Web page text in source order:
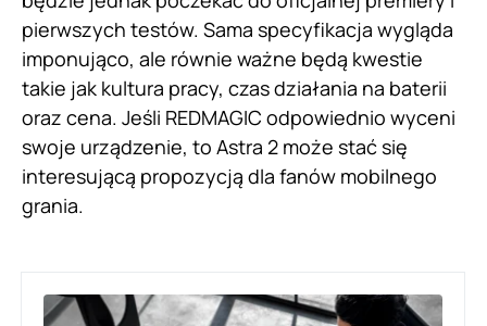
pierwszych testów. Sama specyfikacja wygląda
imponująco, ale równie ważne będą kwestie
takie jak kultura pracy, czas działania na baterii
oraz cena. Jeśli REDMAGIC odpowiednio wyceni
swoje urządzenie, to Astra 2 może stać się
interesującą propozycją dla fanów mobilnego
grania.